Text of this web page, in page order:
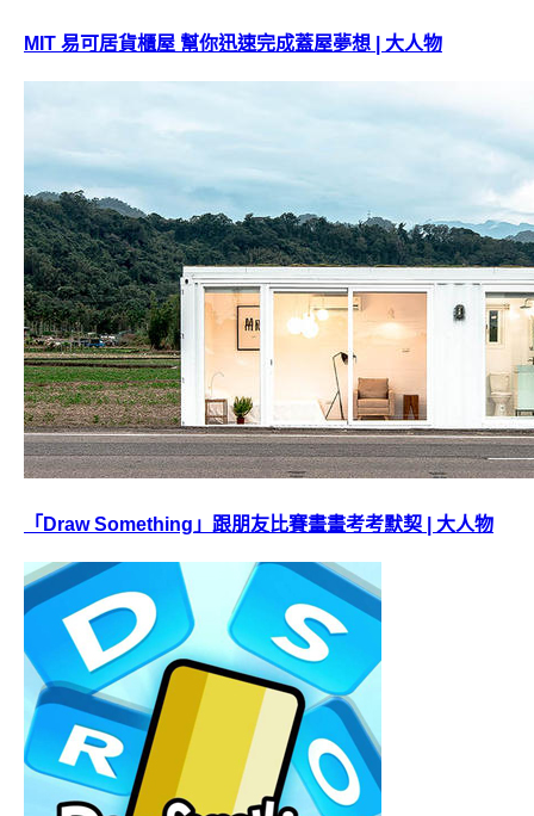
MIT 易可居貨櫃屋 幫你迅速完成蓋屋夢想 | 大人物
「Draw Something」跟朋友比賽畫畫考考默契 | 大人物